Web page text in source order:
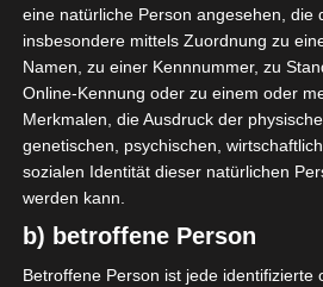
Club
O F. Chaouat
eine natürliche Person angesehen, die
insbesondere mittels Zuordnung zu
Namen, zu einer Kennnummer, zu
Online-Kennung oder zu einem oder
Merkmalen, die Ausdruck der
genetischen, psychischen,
sozialen Identität dieser natürlichen
werden kann.
b) betroffene Person
Betroffene Person ist jede identifizierte